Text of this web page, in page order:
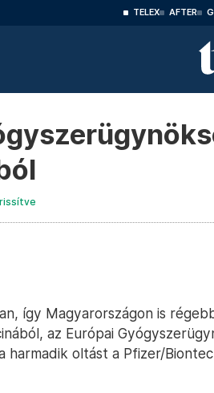
TELEX AFTER
így Magyarországon is
az Európai
harmadik oltást a Pfizer/